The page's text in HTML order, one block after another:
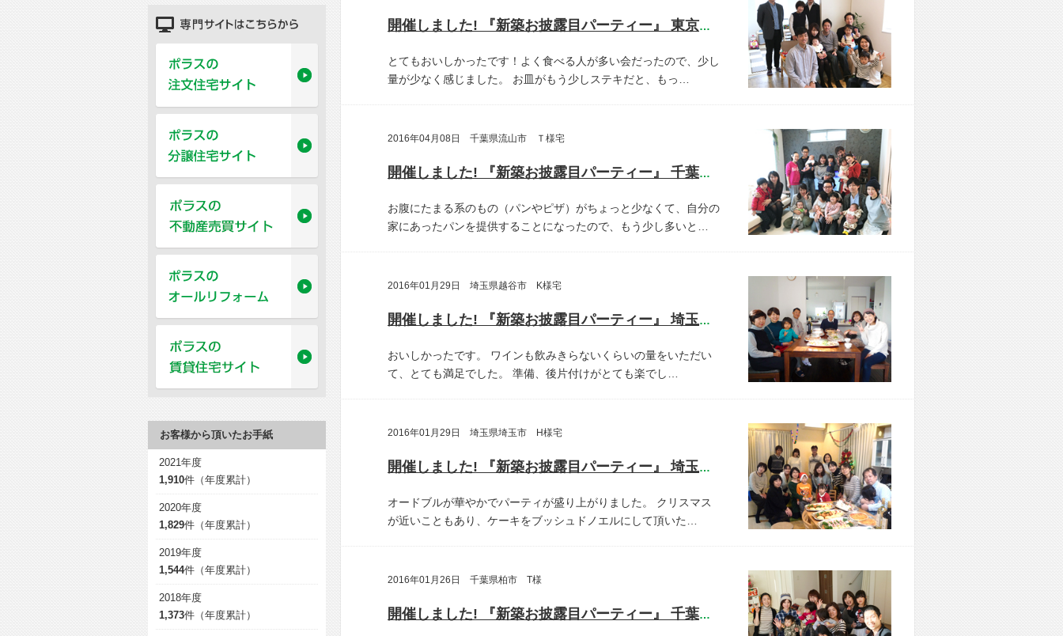
開催しました! 『新築お披露目パーティー』 東京都足立区 A様宅
とてもおいしかったです！よく食べる人が多い会だったので、少し
量が少なく感じました。
お皿がもう少しステキだと、もっ…
2016年04月08日 千葉県流山市 Ｔ様宅
開催しました! 『新築お披露目パーティー』 千葉県流山市 T様宅
お腹にたまる系のもの（パンやピザ）がちょっと少なくて、自分の
家にあったパンを提供することになったので、もう少し多いと…
2016年01月29日 埼玉県越谷市 K様宅
開催しました! 『新築お披露目パーティー』 埼玉県越谷市 K様宅
おいしかったです。
ワインも飲みきらないくらいの量をいただい
て、とても満足でした。
準備、後片付けがとても楽でし…
2016年01月29日 埼玉県埼玉市 H様宅
開催しました! 『新築お披露目パーティー』 埼玉県埼玉市 H様宅
オードブルが華やかでパーティが盛り上がりました。
クリスマス
が近いこともあり、ケーキをブッシュドノエルにして頂いた…
2016年01月26日 千葉県柏市 T様
開催しました! 『新築お披露目パーティー』 千葉県柏市 T様宅
お客様から頂いたお手紙
2021年度
1,910件（年度累計）
2020年度
1,829件（年度累計）
2019年度
1,544件（年度累計）
2018年度
1,373件（年度累計）